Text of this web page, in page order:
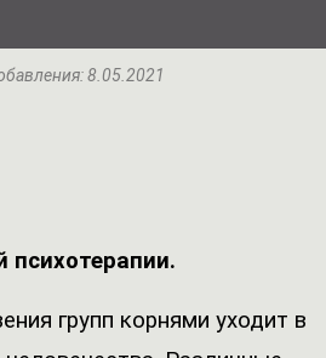
8.05.2021
психотерапии.
групп корнями уходит в